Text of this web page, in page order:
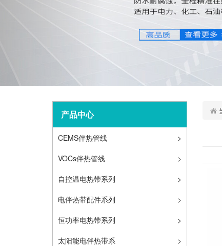
产品中心
CEMS伴热管线
>
VOCs伴热管线
>
自控温电热带系列
>
电伴热带配件系列
>
恒功率电热带系列
>
太阳能电伴热带系
>